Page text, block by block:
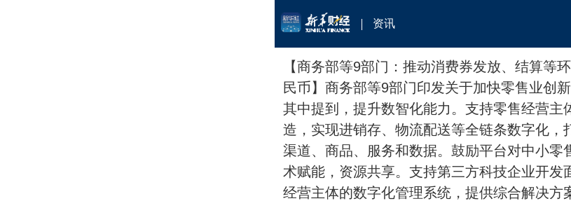
资讯
【商务部等9部门：推动消费券发放、结算等
民币】商务部等9部门印发关于加快零售业创新
其中提到，提升数智化能力。支持零售经营主
造，实现进销存、物流配送等全链条数字化，
渠道、商品、服务和数据。鼓励平台对中小零
术赋能，资源共享。支持第三方科技企业开发
经营主体的数字化管理系统，提供综合解决方